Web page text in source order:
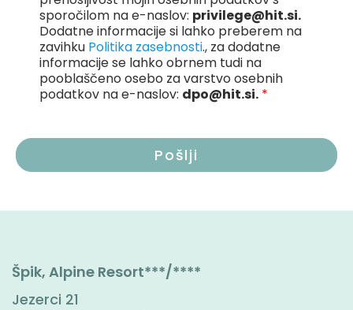
sporočilom na e-naslov: privilege@hit.si.
Dodatne informacije si lahko preberem na
zavihku Politika zasebnosti., za dodatne
informacije se lahko obrnem tudi na
pooblaščeno osebo za varstvo osebnih
podatkov na e-naslov: dpo@hit.si. *
Špik, Alpine Resort***/****
Jezerci 21